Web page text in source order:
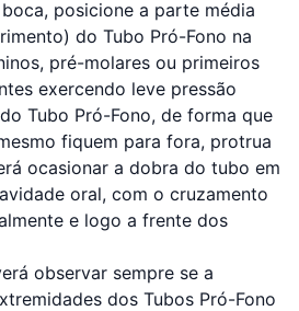
posicione a parte média
do Tubo Pró-Fono na
pré-molares ou primeiros
exercendo leve pressão
Tubo Pró-Fono, de forma que
fiquem para fora, protrua
ocasionar a dobra do tubo em
oral, com o cruzamento
e logo a frente dos
observar sempre se a
dos Tubos Pró-Fono